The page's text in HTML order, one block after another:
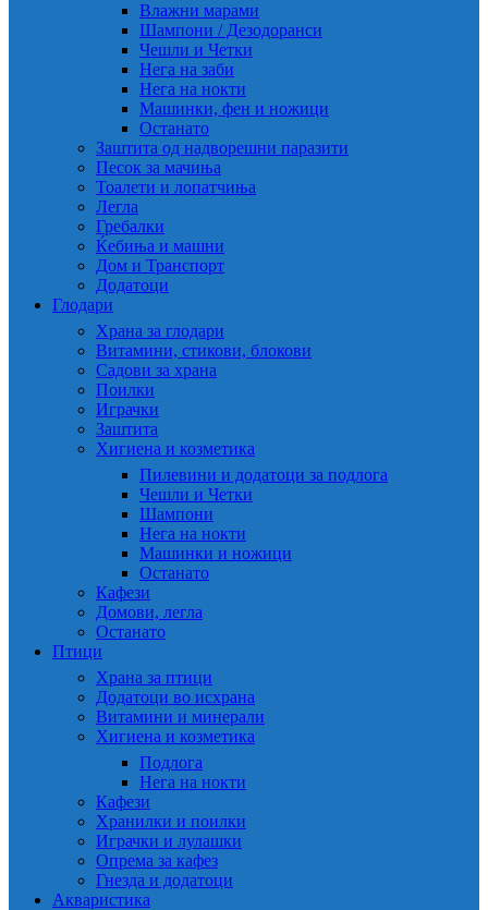
Влажни марами
Шампони / Дезодоранси
Чешли и Четки
Нега на заби
Нега на нокти
Машинки, фен и ножици
Останато
Заштита од надворешни паразити
Песок за мачиња
Тоалети и лопатчиња
Легла
Гребалки
Ќебиња и машни
Дом и Транспорт
Додатоци
Глодари
Храна за глодари
Витамини, стикови, блокови
Садови за храна
Поилки
Играчки
Заштита
Хигиена и козметика
Пилевини и додатоци за подлога
Чешли и Четки
Шампони
Нега на нокти
Машинки и ножици
Останато
Кафези
Домови, легла
Останато
Птици
Храна за птици
Додатоци во исхрана
Витамини и минерали
Хигиена и козметика
Подлога
Нега на нокти
Кафези
Хранилки и поилки
Играчки и лулашки
Опрема за кафез
Гнезда и додатоци
Акваристика